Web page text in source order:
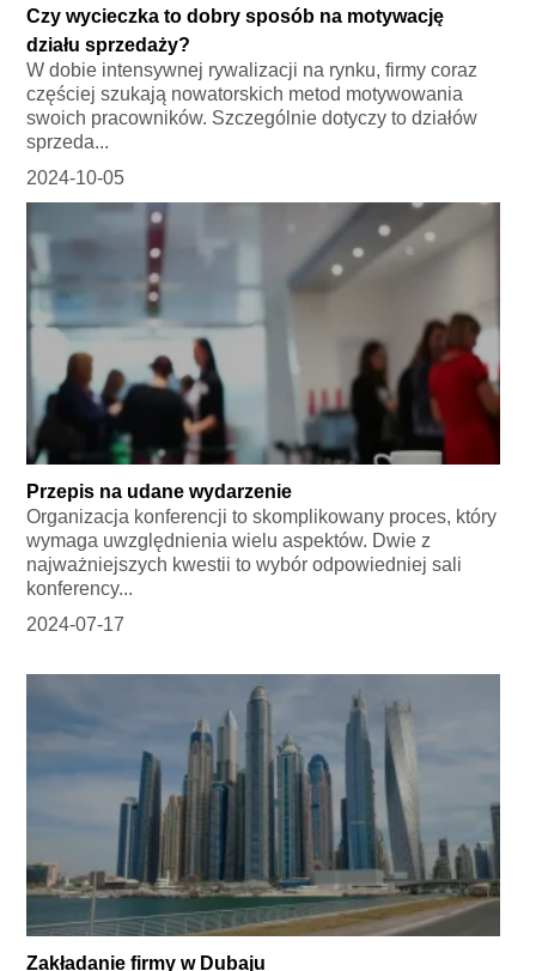
Czy wycieczka to dobry sposób na motywację
działu sprzedaży?
W dobie intensywnej rywalizacji na rynku, firmy coraz
częściej szukają nowatorskich metod motywowania
swoich pracowników. Szczególnie dotyczy to działów
sprzeda...
2024-10-05
Przepis na udane wydarzenie
Organizacja konferencji to skomplikowany proces, który
wymaga uwzględnienia wielu aspektów. Dwie z
najważniejszych kwestii to wybór odpowiedniej sali
konferency...
2024-07-17
Zakładanie firmy w Dubaju